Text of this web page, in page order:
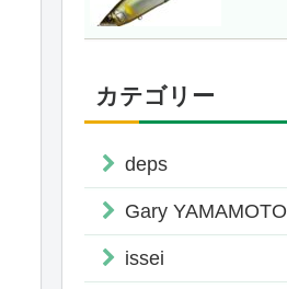
カテゴリー
deps
Gary YAMAMOTO
issei